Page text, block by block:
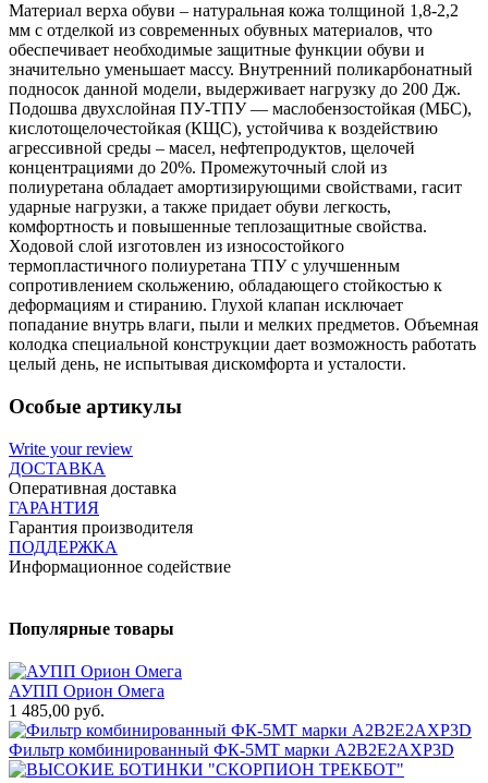
Материал верха обуви – натуральная кожа толщиной 1,8-2,2
мм с отделкой из современных обувных материалов, что
обеспечивает необходимые защитные функции обуви и
значительно уменьшает массу. Внутренний поликарбонатный
подносок данной модели, выдерживает нагрузку до 200 Дж.
Подошва двухслойная ПУ-ТПУ — маслобензостойкая (МБС),
кислотощелочестойкая (КЩС), устойчива к воздействию
агрессивной среды – масел, нефтепродуктов, щелочей
концентрациями до 20%. Промежуточный слой из
полиуретана обладает амортизирующими свойствами, гасит
ударные нагрузки, а также придает обуви легкость,
комфортность и повышенные теплозащитные свойства.
Ходовой слой изготовлен из износостойкого
термопластичного полиуретана ТПУ с улучшенным
сопротивлением скольжению, обладающего стойкостью к
деформациям и стиранию. Глухой клапан исключает
попадание внутрь влаги, пыли и мелких предметов. Объемная
колодка специальной конструкции дает возможность работать
целый день, не испытывая дискомфорта и усталости.
Особые артикулы
Write your review
ДОСТАВКА
Оперативная доставка
ГАРАНТИЯ
Гарантия производителя
ПОДДЕРЖКА
Информационное содействие
Популярные товары
АУПП Орион Омега
1 485,00 руб.
Фильтр комбинированный ФК-5МТ марки А2В2Е2АХР3D